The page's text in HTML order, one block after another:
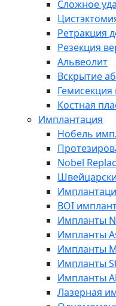
Сложное
Ретракция
Резекция
Альвеолит
Вскрытие
Гемисекция
Костная
Имплантация
Нобель
Nobel
BOI
Импланты
Импланты
Импланты
Импланты
Импланты
Лазерная